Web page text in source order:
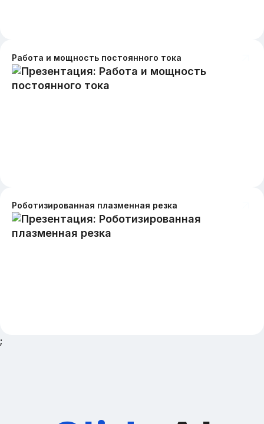
Работа и мощность постоянного тока
Роботизированная плазменная резка
;